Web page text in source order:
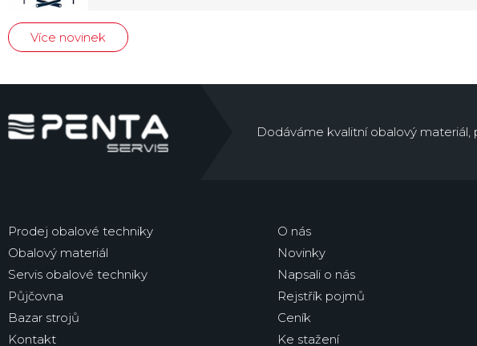
Více novinek
Dodáváme kvalitní obalový materiál,
Prodej obalové techniky
Obalový materiál
Servis obalové techniky
Půjčovna
Bazar strojů
Kontakt
O nás
Novinky
Napsali o nás
Rejstřík pojmů
Ceník
Ke stažení